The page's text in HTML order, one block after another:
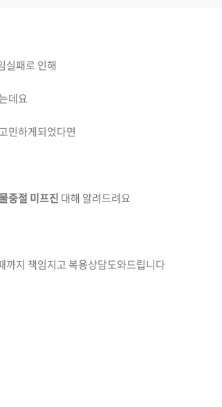
실패로 인해
데요
민하게되었다면
중절 미프진 대해 알려드려요
까지 책임지고 복용상담도와드립니다